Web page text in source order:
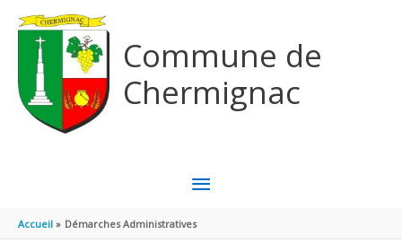
Commune de
Chermignac
MENU
PRINCIPAL
Accueil Démarches Administratives